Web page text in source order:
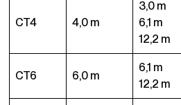
CT4 4,0 m
3,0 m
6,1 m
12,2 m
CT6 6,0 m
6,1 m
12,2 m